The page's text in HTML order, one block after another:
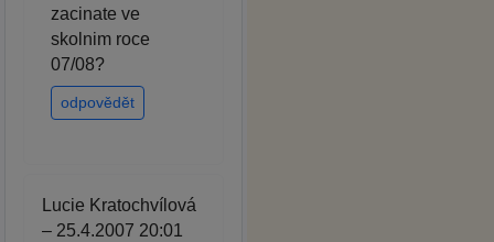
zacinate ve
skolnim roce
07/08?
odpovědět
Lucie Kratochvílová
– 25.4.2007 20:01